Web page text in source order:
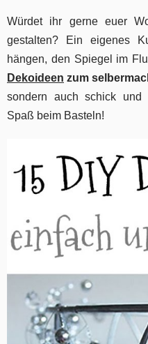
Würdet ihr gerne euer
gestalten? Ein eigenes
hängen, den Spiegel im
Dekoideen zum
sondern auch schick und
Spaß beim Basteln!